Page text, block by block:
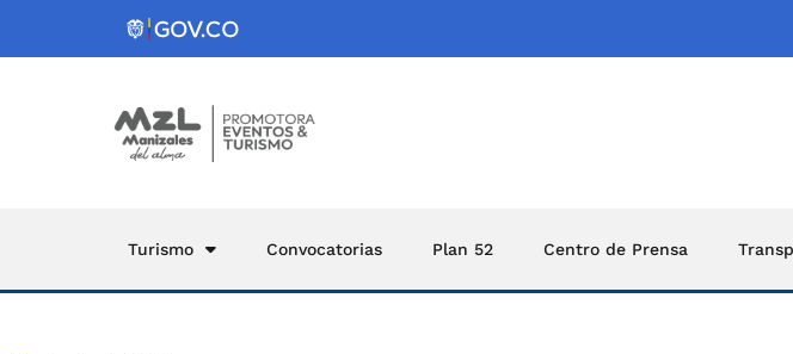
Turismo Convocatorias Plan 52 Centro de Prensa